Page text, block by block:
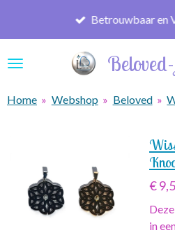
de
Betrouwbaar en
Home » Webshop » Beloved »
€
in